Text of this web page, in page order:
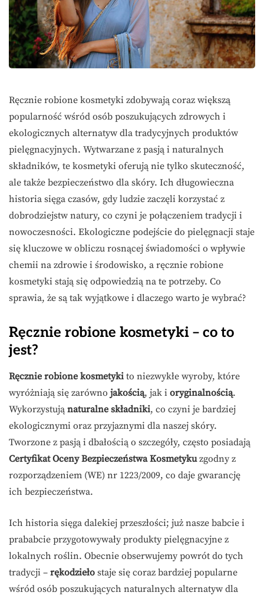
Ręcznie robione kosmetyki zdobywają coraz większą
popularność wśród osób poszukujących zdrowych i
ekologicznych alternatyw dla tradycyjnych produktów
pielęgnacyjnych. Wytwarzane z pasją i naturalnych
składników, te kosmetyki oferują nie tylko skuteczność,
ale także bezpieczeństwo dla skóry. Ich długowieczna
historia sięga czasów, gdy ludzie zaczęli korzystać z
dobrodziejstw natury, co czyni je połączeniem tradycji i
nowoczesności. Ekologiczne podejście do pielęgnacji staje
się kluczowe w obliczu rosnącej świadomości o wpływie
chemii na zdrowie i środowisko, a ręcznie robione
kosmetyki stają się odpowiedzią na te potrzeby. Co
sprawia, że są tak wyjątkowe i dlaczego warto je wybrać?
Ręcznie robione kosmetyki – co to
jest?
Ręcznie robione kosmetyki to niezwykłe wyroby, które
wyróżniają się zarówno jakością, jak i oryginalnością.
Wykorzystują naturalne składniki, co czyni je bardziej
ekologicznymi oraz przyjaznymi dla naszej skóry.
Tworzone z pasją i dbałością o szczegóły, często posiadają
Certyfikat Oceny Bezpieczeństwa Kosmetykuzgodny z
rozporządzeniem (WE) nr 1223/2009, co daje gwarancję
ich bezpieczeństwa.
Ich historia sięga dalekiej przeszłości; już nasze babcie i
prababcie przygotowywały produkty pielęgnacyjne z
lokalnych roślin. Obecnie obserwujemy powrót do tych
tradycji – rękodzieło staje się coraz bardziej popularne
wśród osób poszukujących naturalnych alternatyw dla